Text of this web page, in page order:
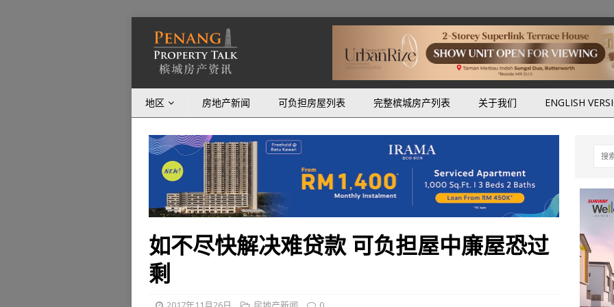
地区 房地产新闻 可负担房屋列表 完整槟城房产列表 关于我们 ENGLISH
如不尽快解决难贷款 可负担屋中廉屋恐过
剩